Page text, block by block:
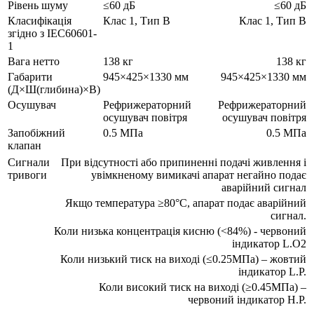
Рівень шуму ≤60 дБ
≤60 дБ
Класифікація
згідно з IEC60601-
1
Клас 1, Тип B Клас 1, Тип B
Вага нетто 138 кг
138 кг
Габарити
(Д×Ш(глибина)×В)
945×425×1330 мм 945×425×1330 мм
Осушувач
Рефрижераторний
осушувач повітря
Рефрижераторний
осушувач повітря
Запобіжний
клапан
0.5 МПа 0.5 МПа
Сигнали
тривоги
При відсутності або припиненні подачі живлення і
увімкненому вимикачі апарат негайно подає
аварійний сигнал
Якщо температура ≥80°C, апарат подає аварійний
сигнал.
Коли низька концентрація кисню (<84%) - червоний
індикатор L.O2
Коли низький тиск на виході (≤0.25МПа) – жовтий
індикатор L.P.
Коли високий тиск на виході (≥0.45МПа) –
червоний індикатор Н.P.